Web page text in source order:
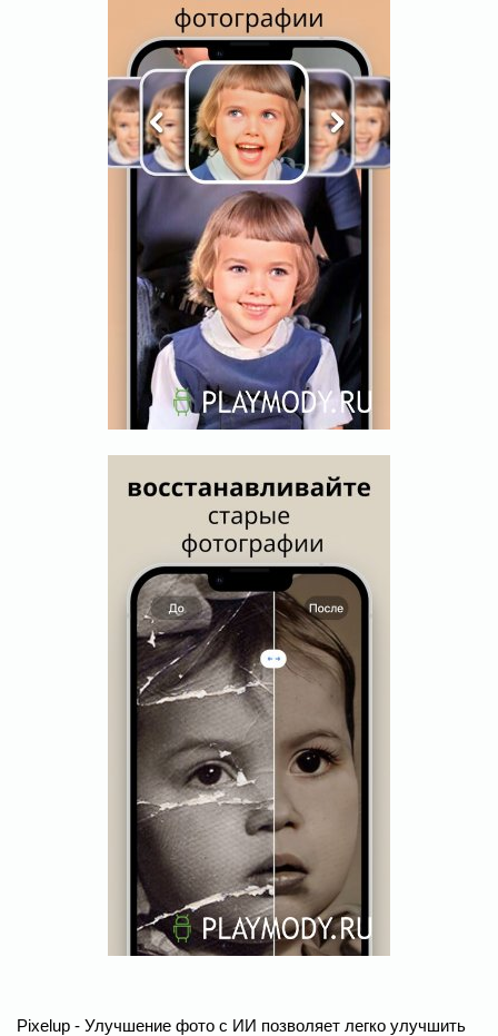
Pixelup - Улучшение фото с ИИ позволяет легко улучшить